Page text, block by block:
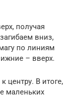
получая
вниз,
по линиям
– вверх.
центру. В итоге,
маленьких